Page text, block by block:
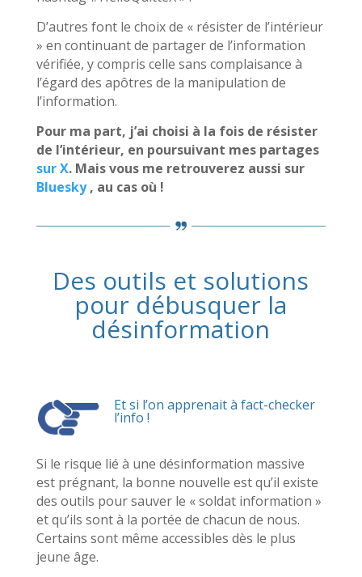
D’autres font le choix de « résister de l’intérieur
» en continuant de partager de l’information
vérifiée, y compris celle sans complaisance à
l’égard des apôtres de la manipulation de
l’information.
Pour ma part, j’ai choisi à la fois de résister
de l’intérieur, en poursuivant mes partages
sur X. Mais vous me retrouverez aussi sur
Bluesky, au cas où !
Des outils et solutions
pour débusquer la
désinformation
Et si l’on apprenait à fact-checker
l’info !
Si le risque lié à une désinformation massive
est prégnant, la bonne nouvelle est qu’il existe
des outils pour sauver le « soldat information »
et qu’ils sont à la portée de chacun de nous.
Certains sont même accessibles dès le plus
jeune âge.